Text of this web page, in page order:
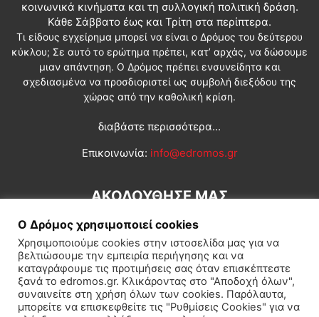
κοινωνικά κινήματα και τη συλλογική πολιτική δράση.
Κάθε Σάββατο έως και Τρίτη στα περίπτερα.
Τι είδους εγχείρημα μπορεί να είναι ο Δρόμος του δεύτερου
κύκλου; Σε αυτό το ερώτημα πρέπει, κατ’ αρχάς, να δώσουμε
μιαν απάντηση. Ο Δρόμος πρέπει ενσυνείδητα και
σχεδιασμένα να προσδιοριστεί ως συμβολή διεξόδου της
χώρας από την καθολική κρίση.
διαβάστε περισσότερα...
Επικοινωνία: info@edromos.gr
ΑΚΟΛΟΥΘΗΣΕ ΜΑΣ
Εγγραφή συνδρομητή Πολιτική Διεθνή Κοινωνία
Ο Δρόμος χρησιμοποιεί cookies
Χρησιμοποιούμε cookies στην ιστοσελίδα μας για να
βελτιώσουμε την εμπειρία περιήγησης και να
καταγράφουμε τις προτιμήσεις σας όταν επισκέπτεστε
ξανά το edromos.gr. Κλικάροντας στο "Αποδοχή όλων",
συναινείτε στη χρήση όλων των cookies. Παρόλαυτα,
μπορείτε να επισκεφθείτε τις "Ρυθμίσεις Cookies" για να